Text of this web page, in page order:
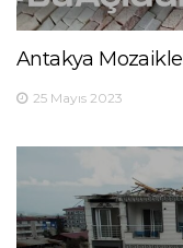
Antakya
25 Mayıs 2023